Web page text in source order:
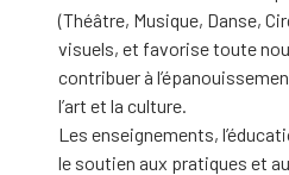
(Théâtre, Musique, Danse,
visuels, et favorise toute
contribuer à
l’art et la culture.
Les enseignements,
le soutien aux pratiques et